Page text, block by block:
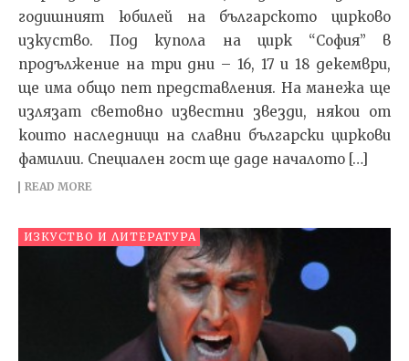
годишният юбилей на българското цирково
изкуство. Под купола на цирк “София” в
продължение на три дни – 16, 17 и 18 декември,
ще има общо пет представления. На манежа ще
излязат световно известни звезди, някои от
които наследници на славни български циркови
фамилии. Специален гост ще даде началото […]
READ MORE
ИЗКУСТВО И ЛИТЕРАТУРА